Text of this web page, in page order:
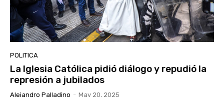
POLITICA
La Iglesia Católica pidió diálogo y repudió la
represión a jubilados
Alejandro Palladino - May 20, 2025